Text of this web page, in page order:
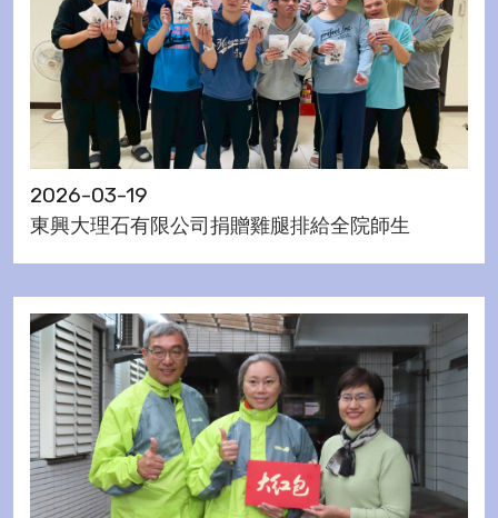
2026-03-19
東興大理石有限公司捐贈雞腿排給全院師生